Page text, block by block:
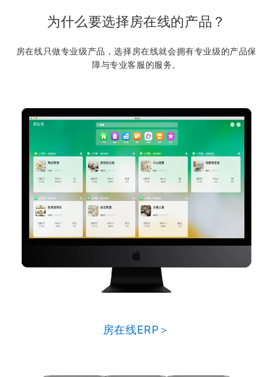
为什么要选择房在线的产品？
房在线只做专业级产品，选择房在线就会拥有专业级的产品保
障与专业客服的服务。
房在线ERP＞